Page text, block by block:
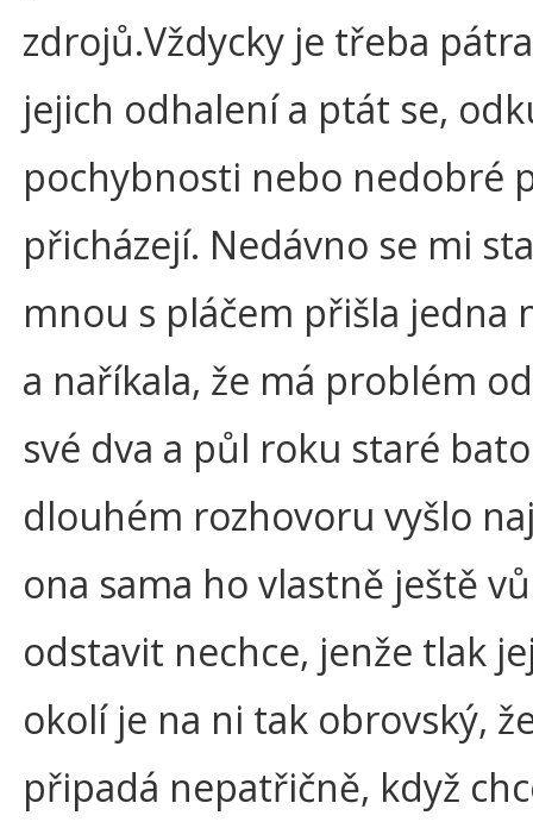
zdrojů.Vždycky je třeba
jejich odhalení a ptát se,
pochybnosti nebo nedobré
přicházejí. Nedávno se mi
mnou s pláčem přišla jedna
a naříkala, že má problém
své dva a půl roku staré
dlouhém rozhovoru vyšlo
ona sama ho vlastně ještě
odstavit nechce, jenže tlak
okolí je na ni tak obrovský,
připadá nepatřičně, když